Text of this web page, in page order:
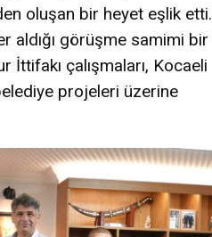
oluşan bir heyet eşlik etti.
aldığı görüşme samimi bir
çalışmaları, Kocaeli
projeleri üzerine